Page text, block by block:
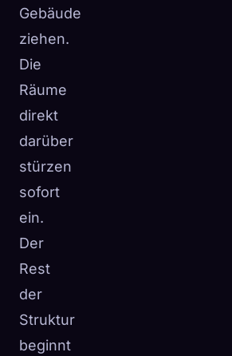
Gebäude
ziehen.
Die
Räume
direkt
darüber
stürzen
sofort
ein.
Der
Rest
der
Struktur
beginnt